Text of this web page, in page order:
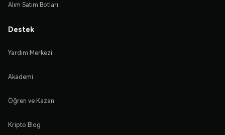
Alım Satım Botları
Destek
Yardım Merkezi
Akademi
Öğren ve Kazan
Kripto Blog